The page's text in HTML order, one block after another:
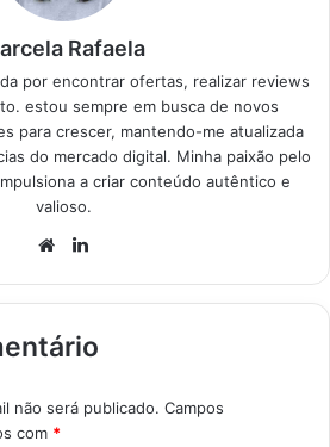
Rafaela
por encontrar ofertas, realizar reviews
estou sempre em busca de novos
para crescer, mantendo-me atualizada
do mercado digital. Minha paixão pelo
a criar conteúdo autêntico e
valioso.
Website
não será publicado. Campos
com *